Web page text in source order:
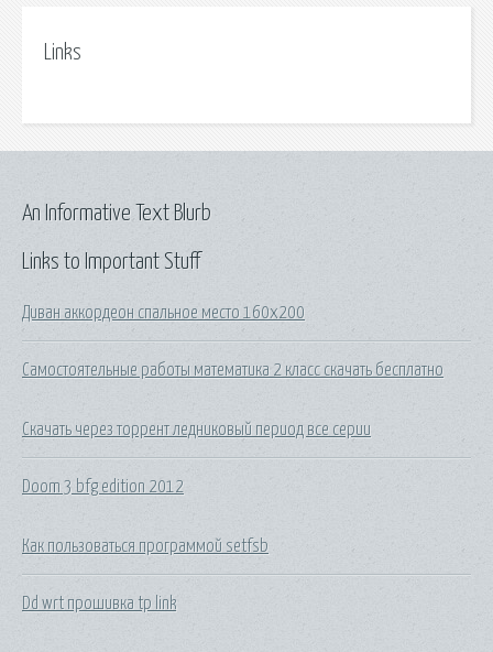
Links
Links to Important Stuff
Диван аккордеон спальное место 160х200
Самостоятельные работы математика 2 класс скачать бесплатно
Скачать через торрент ледниковый период все серии
Doom 3 bfg edition 2012
Как пользоваться программой setfsb
Dd wrt прошивка tp link
An Informative Text Blurb